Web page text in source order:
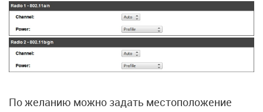
По желанию можно задать местоположение